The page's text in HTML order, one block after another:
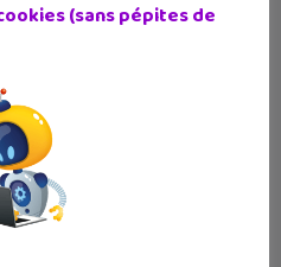
(sans pépites de